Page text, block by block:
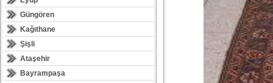
Güngören
Kağıthane
Şişli
Ataşehir
Bayrampaşa